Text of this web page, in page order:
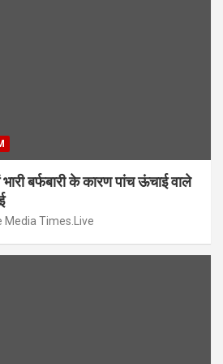
बर्फबारी के कारण पांच ऊंचाई वाले
Media Times.Live